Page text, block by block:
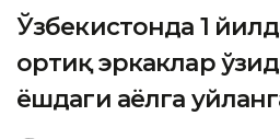
Ўзбекистонда 1
ортиқ эркаклар
ёшдаги аёлга